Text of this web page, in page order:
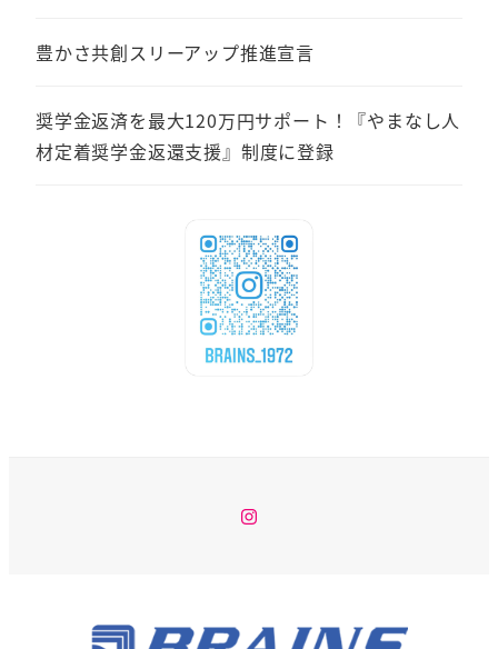
豊かさ共創スリーアップ推進宣言
奨学金返済を最大120万円サポート！『やまなし人
材定着奨学金返還支援』制度に登録
Instagram